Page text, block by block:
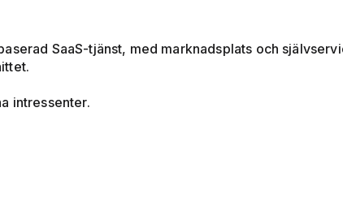
SaaS-tjänst, med marknadsplats och
intressenter.